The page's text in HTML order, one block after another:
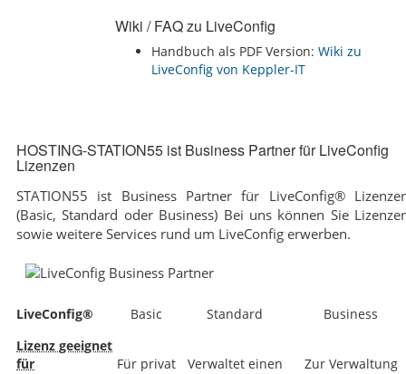
Wiki / FAQ zu LiveConfig
Handbuch als PDF Version: Wiki zu
LiveConfig von Keppler-IT‏‎‏‎
HOSTING-STATION55 ist Business Partner für LiveConfig
Lizenzen
STATION55 ist Business Partner für LiveConfig®
(Basic, Standard oder Business) Bei uns können Sie
sowie weitere Services rund um LiveConfig erwerben.
LiveConfig® Basic Standard
Business
Lizenz geeignet
für
Für privat
Verwaltet einen
Zur Verwaltung